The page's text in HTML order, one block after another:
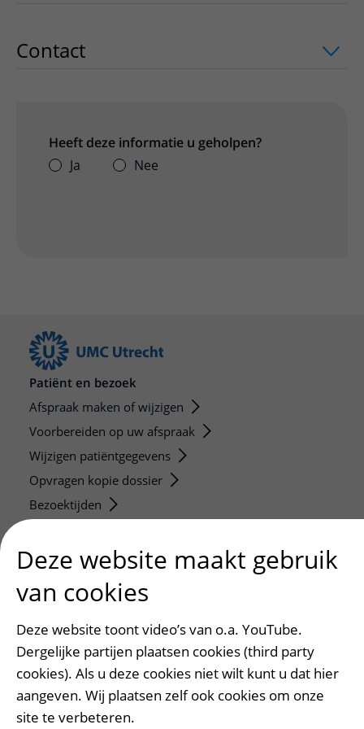
Contact uitklapper, klik om te openen
Heeft deze informatie u geholpen?
Ja
Nee
Patiënt en bezoek
Afspraak maken of wijzigen
Voorbereiden op uw afspraak
Wijzigen patiëntgegevens
Opvragen kopie dossier
Bezoektijden
Onze opleidingen
De Nieuwe Utrechtse School
Research
Strategic programs
Research groups
Researchers
Deze website maakt gebruik
van cookies
Deze website toont video’s van o.a. YouTube.
Dergelijke partijen plaatsen cookies (third party
cookies). Als u deze cookies niet wilt kunt u dat hier
aangeven. Wij plaatsen zelf ook cookies om onze
site te verbeteren.